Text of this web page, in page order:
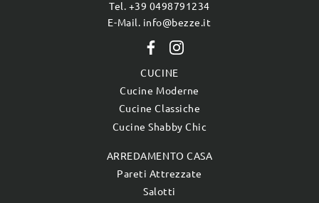
Tel. +39 0498791234
E-Mail. info@bezze.it
CUCINE
Cucine Moderne
Cucine Classiche
Cucine Shabby Chic
ARREDAMENTO CASA
Pareti Attrezzate
Salotti